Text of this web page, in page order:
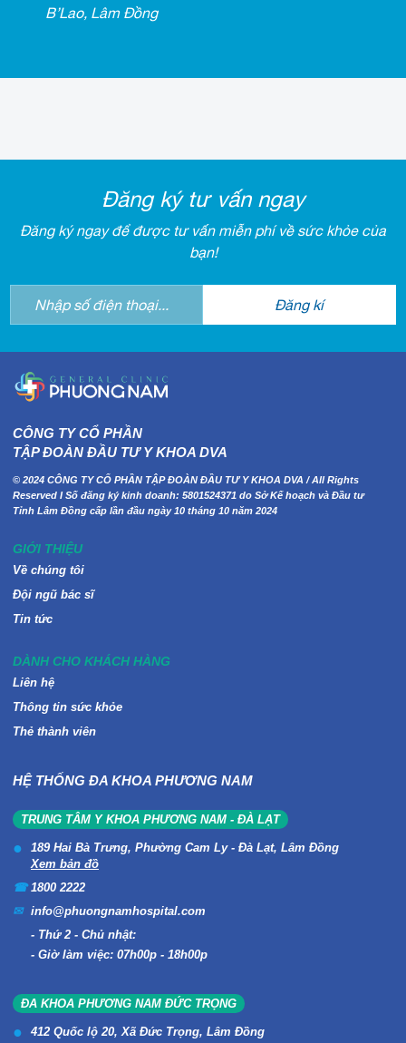
B’Lao, Lâm Đồng
Đăng ký tư vấn ngay
Đăng ký ngay để được tư vấn miễn phí về sức khỏe của
bạn!
CÔNG TY CỔ PHẦN
TẬP ĐOÀN ĐẦU TƯ Y KHOA DVA
© 2024 CÔNG TY CỔ PHẦN TẬP ĐOÀN ĐẦU TƯ Y KHOA DVA / All Rights
Reserved I Số đăng ký kinh doanh: 5801524371 do Sở Kế hoạch và Đầu tư
Tỉnh Lâm Đồng cấp lần đầu ngày 10 tháng 10 năm 2024
GIỚI THIỆU
Về chúng tôi
Đội ngũ bác sĩ
Tin tức
DÀNH CHO KHÁCH HÀNG
Liên hệ
Thông tin sức khỏe
Thẻ thành viên
HỆ THỐNG ĐA KHOA PHƯƠNG NAM
TRUNG TÂM Y KHOA PHƯƠNG NAM - ĐÀ LẠT
189 Hai Bà Trưng, Phường Cam Ly - Đà Lạt, Lâm Đồng
Xem bản đồ
1800 2222
info@phuongnamhospital.com
Thứ 2 - Chủ nhật:
Giờ làm việc: 07h00p - 18h00p
ĐA KHOA PHƯƠNG NAM ĐỨC TRỌNG
412 Quốc lộ 20, Xã Đức Trọng, Lâm Đồng